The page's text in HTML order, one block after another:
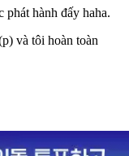
hành đấy haha.
và tôi hoàn toàn